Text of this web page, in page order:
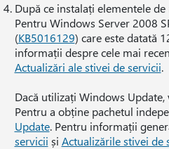
După ce instalați elementele
Pentru Windows Server 2008
(KB5016129) care este datată
informații despre cele mai
Actualizări ale stivei de servicii.
Dacă utilizați Windows
Pentru a obține pachetul
Update. Pentru informații
servicii și Actualizările stivei de